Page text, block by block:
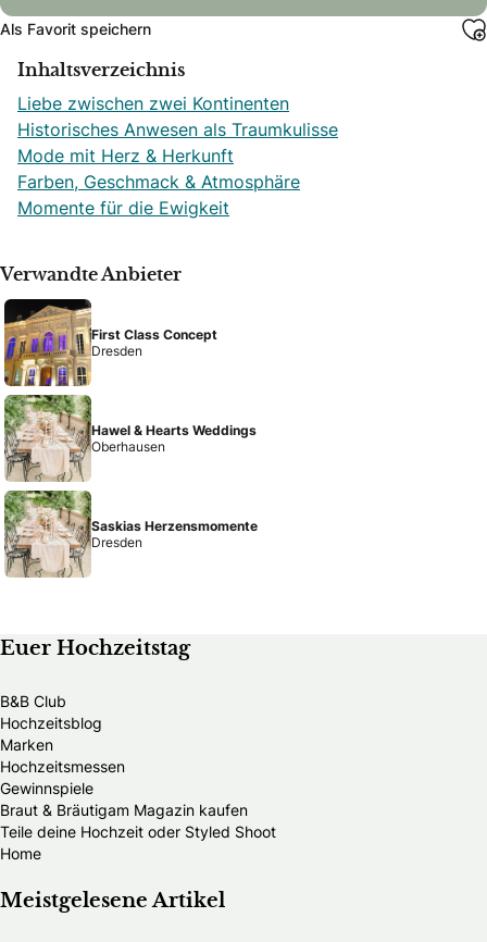
Als Favorit speichern
Inhaltsverzeichnis
Liebe zwischen zwei Kontinenten
Historisches Anwesen als Traumkulisse
Mode mit Herz & Herkunft
Farben, Geschmack & Atmosphäre
Momente für die Ewigkeit
Verwandte Anbieter
First Class Concept
Dresden
Hawel & Hearts Weddings
Oberhausen
Saskias Herzensmomente
Dresden
Euer Hochzeitstag
B&B Club
Hochzeitsblog
Marken
Hochzeitsmessen
Gewinnspiele
Braut & Bräutigam Magazin kaufen
Teile deine Hochzeit oder Styled Shoot
Home
Meistgelesene Artikel